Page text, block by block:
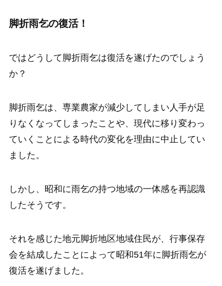
脚折雨乞の復活！
ではどうして脚折雨乞は復活を遂げたのでしょう
か？
脚折雨乞は、専業農家が減少してしまい人手が足
りなくなってしまったことや、現代に移り変わっ
ていくことによる時代の変化を理由に中止してい
ました。
しかし、昭和に雨乞の持つ地域の一体感を再認識
したそうです。
それを感じた地元脚折地区地域住民が、行事保存
会を結成したことによって昭和51年に脚折雨乞が
復活を遂げました。